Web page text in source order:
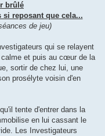
brûlé
reposant que cela...
de jeu)
qui se relayent
et puis au cœur de la
sortir de chez lui, une
prosélyte voisin d'en
tente d'entrer dans la
en lui cassant le
Les Investigateurs